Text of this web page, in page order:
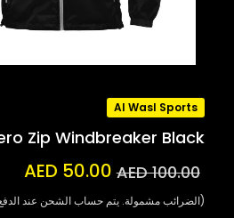
Al Wasl Sports
Zip Windbreaker Black
AED 100.00
AED 50.00
(الضرائب مشمولة. يتم حساب الشحن عند